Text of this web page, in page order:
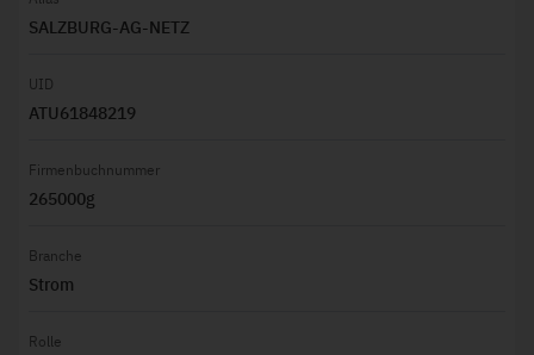
SALZBURG-AG-NETZ
UID
ATU61848219
Firmenbuchnummer
265000g
Branche
Strom
Rolle